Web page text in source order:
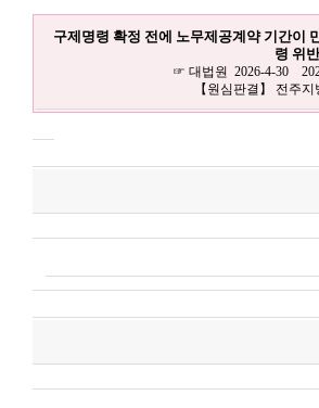
구제명령 확정 전에 노무제공계약 기간이
령 위
☞ 대법원 2026-4-30
【원심판결】 전주